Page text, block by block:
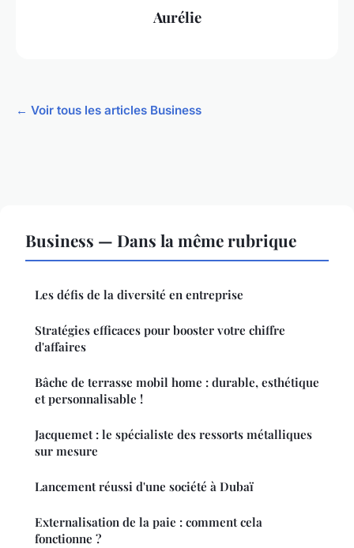
Aurélie
← Voir tous les articles Business
Business — Dans la même rubrique
Les défis de la diversité en entreprise
Stratégies efficaces pour booster votre chiffre
d'affaires
Bâche de terrasse mobil home : durable, esthétique
et personnalisable !
Jacquemet : le spécialiste des ressorts métalliques
sur mesure
Lancement réussi d'une société à Dubaï
Externalisation de la paie : comment cela
fonctionne ?